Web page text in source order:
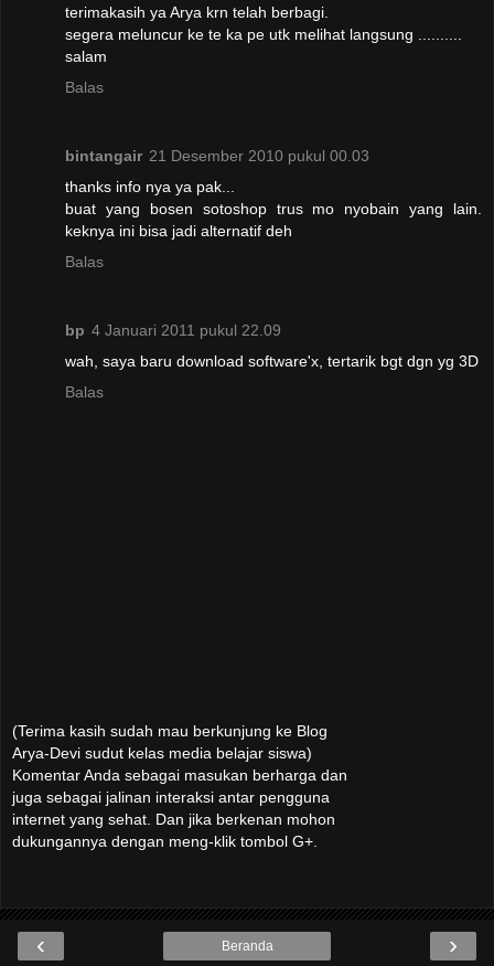
terimakasih ya Arya krn telah berbagi.
segera meluncur ke te ka pe utk melihat langsung ..........
salam
Balas
bintangair 21 Desember 2010 pukul 00.03
thanks info nya ya pak...
buat yang bosen sotoshop trus mo nyobain yang lain.
keknya ini bisa jadi alternatif deh
Balas
bp 4 Januari 2011 pukul 22.09
wah, saya baru download software'x, tertarik bgt dgn yg 3D
Balas
(Terima kasih sudah mau berkunjung ke Blog
Arya-Devi sudut kelas media belajar siswa)
Komentar Anda sebagai masukan berharga dan
juga sebagai jalinan interaksi antar pengguna
internet yang sehat. Dan jika berkenan mohon
dukungannya dengan meng-klik tombol G+.
‹ ›
Beranda